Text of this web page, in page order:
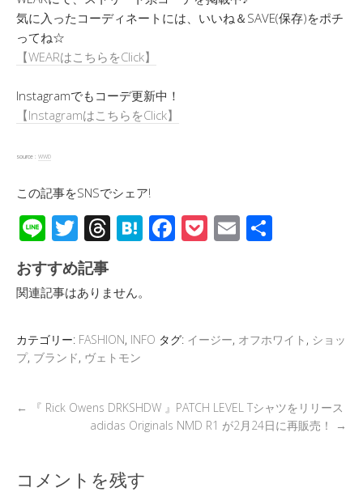
気に入ったコーディネートには、いいね＆SAVE(保存)をポチ
ってね☆
【WEARはこちらをClick】
Instagramでもコーデ更新中！
【InstagramはこちらをClick】
source : WWD
この記事をSNSでシェア!
Li
n
e
T
wi
tt
er
T
hr
e
a
d
s
H
at
a
F
ac
o
P
o
E
m
おすすめ記事
関連記事はありません。
カテゴリー: FASHION, INFO タグ: イージー, オフホワイト , ショッ
プ, ブランド, ヴェトモン
←
『 Rick Owens DRKSHDW 』PATCH LEVEL Tシャツをリリース
adidas Originals NMD R1 が2月24日に再販売！
→
コメントを残す